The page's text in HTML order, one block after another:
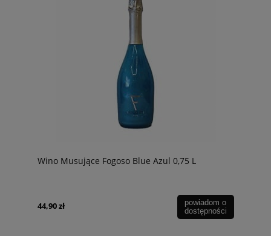
Wino Musujące Fogoso Blue Azul 0,75 L
44,90 zł
powiadom o
dostępności